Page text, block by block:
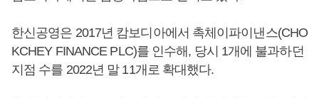
한신공영은 2017년 캄보디아에서 촉체이파이낸스(CHO
KCHEY FINANCE PLC)를 인수해, 당시 1개에 불과하던
지점 수를 2022년 말 11개로 확대했다.